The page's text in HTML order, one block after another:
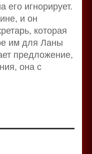
его игнорирует.
и он
которая
им для Ланы
предложение,
она с